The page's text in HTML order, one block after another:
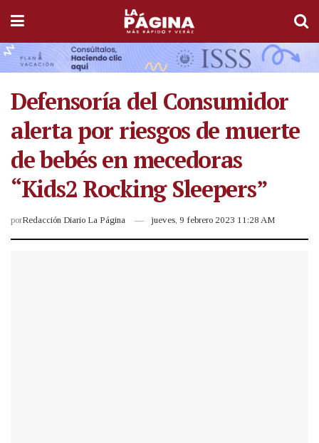
Defensoría del Consumidor
alerta por riesgos de muerte
de bebés en mecedoras
“Kids2 Rocking Sleepers”
porRedacción Diario La Página jueves, 9 febrero 2023 11:28 AM